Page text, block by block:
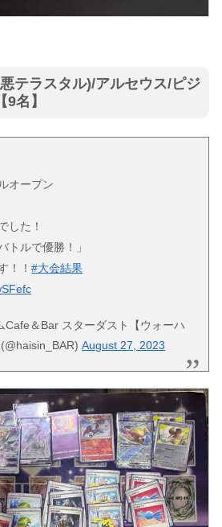
テラスタル)/アルセウス/ピジ
名】
オープン
した！
トルで優勝！」
！！#大会結果
＆Bar スターダスト【ウォーハ
August 27, 2023